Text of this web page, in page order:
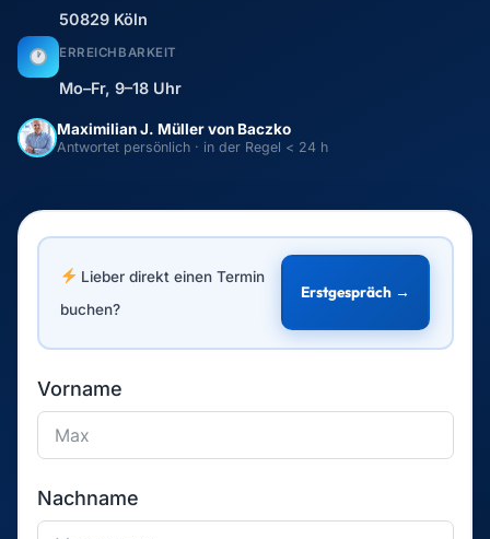
50829 Köln
ERREICHBARKEIT
Mo–Fr, 9–18 Uhr
Maximilian J. Müller von Baczko
Antwortet persönlich · in der Regel < 24 h
Lieber direkt einen Termin
buchen?
Erstgespräch →
Vorname
Nachname